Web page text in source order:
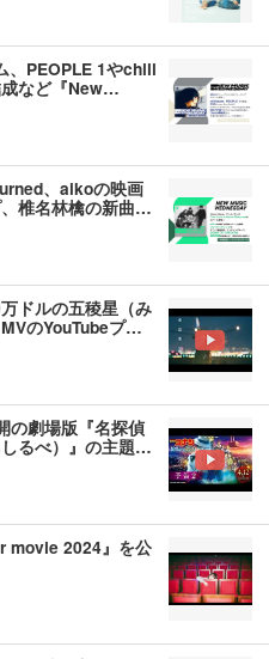
、PEOPLE 1やchill
など『New…
、aikoの映画
、椎名林檎の新曲…
ドルの五稜星（み
のYouTubeプ…
の劇場版『名探偵
るべ）』の主題…
movie 2024』を公